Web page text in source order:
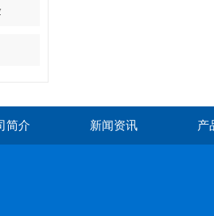
简介 新闻资讯 产